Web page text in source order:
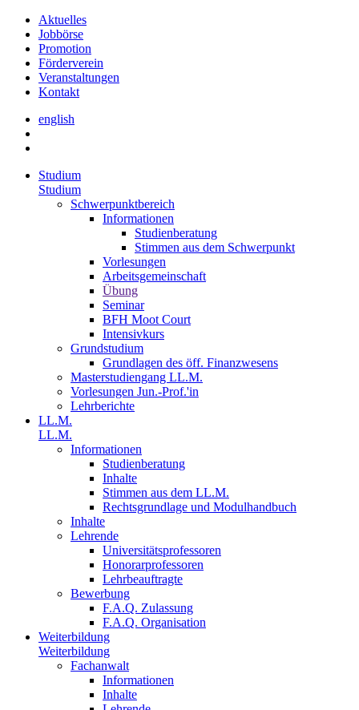
Aktuelles
Jobbörse
Promotion
Förderverein
Veranstaltungen
Kontakt
english
Studium
Studium
Schwerpunktbereich
Informationen
Studienberatung
Stimmen aus dem Schwerpunkt
Vorlesungen
Arbeitsgemeinschaft
Übung
Seminar
BFH Moot Court
Intensivkurs
Grundstudium
Grundlagen des öff. Finanzwesens
Masterstudiengang LL.M.
Vorlesungen Jun.-Prof.'in
Lehrberichte
LL.M.
LL.M.
Informationen
Studienberatung
Inhalte
Stimmen aus dem LL.M.
Rechtsgrundlage und Modulhandbuch
Inhalte
Lehrende
Universitätsprofessoren
Honorarprofessoren
Lehrbeauftragte
Bewerbung
F.A.Q. Zulassung
F.A.Q. Organisation
Weiterbildung
Weiterbildung
Fachanwalt
Informationen
Inhalte